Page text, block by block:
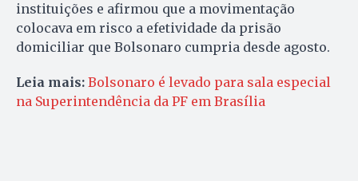
instituições e afirmou que a movimentação
colocava em risco a efetividade da prisão
domiciliar que Bolsonaro cumpria desde agosto.
Leia mais: Bolsonaro é levado para sala especial
na Superintendência da PF em Brasília